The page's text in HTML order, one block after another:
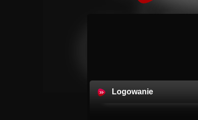
Logowanie